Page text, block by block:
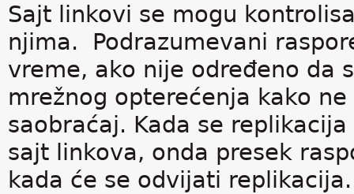
Sajt linkovi se mogu
njima. Podrazumevani
vreme, ako nije određeno da
mrežnog opterećenja kako
saobraćaj. Kada se
sajt linkova, onda presek
kada će se odvijati replikacija.